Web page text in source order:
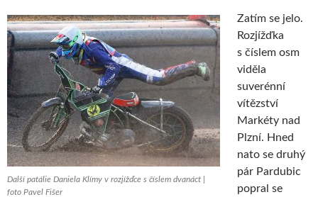
Další patálie Daniela Klímy v rozjížďce s číslem dvanáct |
foto Pavel Fišer
Zatím se jelo.
Rozjížďka
s číslem osm
viděla
suverénní
vítězství
Markéty nad
Plzní. Hned
nato se druhý
pár Pardubic
popral se